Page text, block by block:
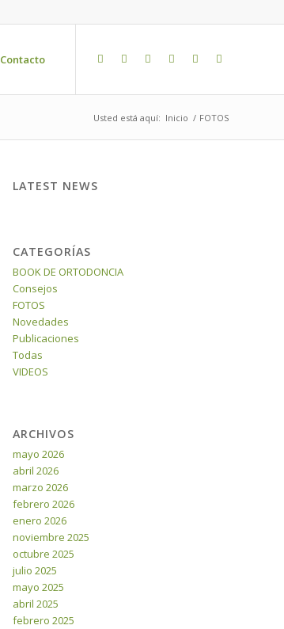
Contacto
Usted está aquí: Inicio / FOTOS
LATEST NEWS
CATEGORÍAS
BOOK DE ORTODONCIA
Consejos
FOTOS
Novedades
Publicaciones
Todas
VIDEOS
ARCHIVOS
mayo 2026
abril 2026
marzo 2026
febrero 2026
enero 2026
noviembre 2025
octubre 2025
julio 2025
mayo 2025
abril 2025
febrero 2025